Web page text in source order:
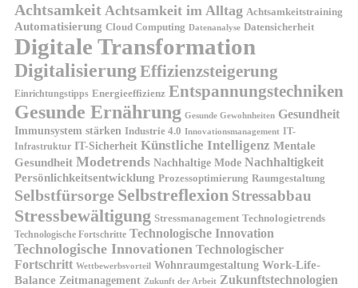
Achtsamkeit Achtsamkeit im Alltag Achtsamkeitstraining
Automatisierung Cloud Computing Datenanalyse Datensicherheit
Digitale Transformation
Digitalisierung Effizienzsteigerung
Einrichtungstipps Energieeffizienz Entspannungstechniken
Gesunde Ernährung Gesunde Gewohnheiten Gesundheit
Immunsystem stärken Industrie 4.0 Innovationsmanagement IT-
Infrastruktur IT-Sicherheit Künstliche Intelligenz Mentale
Gesundheit Modetrends Nachhaltige Mode Nachhaltigkeit
Persönlichkeitsentwicklung Prozessoptimierung Raumgestaltung
Selbstfürsorge Selbstreflexion Stressabbau
Stressbewältigung Stressmanagement Technologietrends
Technologische Fortschritte Technologische Innovation
Technologische Innovationen Technologischer
Fortschritt Wettbewerbsvorteil Wohnraumgestaltung Work-Life-
Balance Zeitmanagement Zukunft der Arbeit Zukunftstechnologien